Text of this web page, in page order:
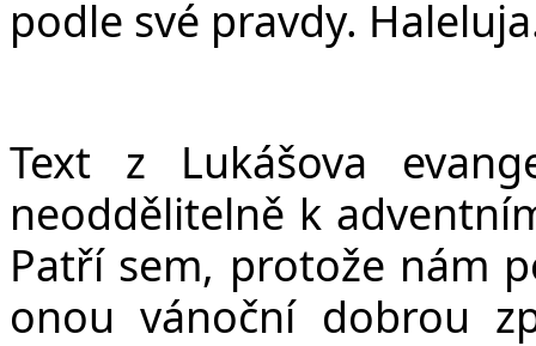
podle své pravdy.
Text z Lukášova
neoddělitelně k
Patří sem, protože nám
onou vánoční dobrou